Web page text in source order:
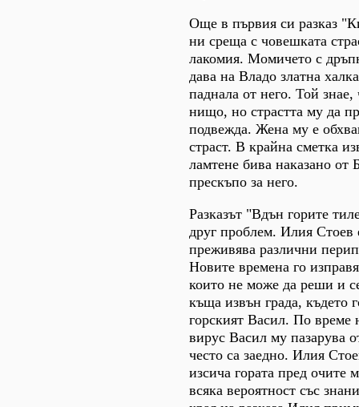
Още в първия си разказ
ни среща с човешката
лакомия. Момичето с
дава на Владо златна
паднала от него. Той знае,
нищо, но страстта му да
подвежда. Жена му е
страст. В крайна сметка
ламтене бива наказано от
прескъпо за него.
Разказът "Вдън горите
друг проблем. Илия Стоев
преживява различни
Новите времена го
които не може да реши и
къща извън града, където
горският Васил. По време
вирус Васил му пазарува
често са заедно. Илия
изсича гората пред очите
всяка вероятност със